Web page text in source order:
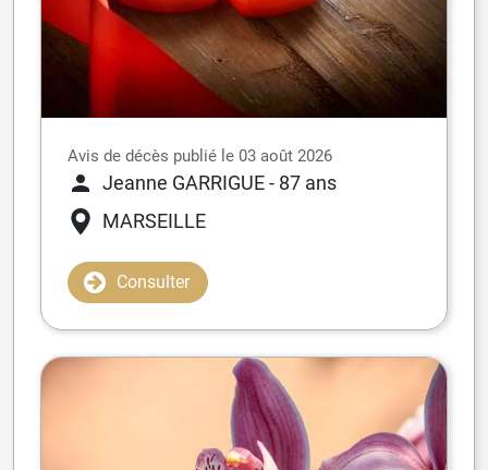
Avis de décès publié le 03 août 2026
Jeanne GARRIGUE- 87 ans
MARSEILLE
Consulter